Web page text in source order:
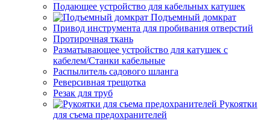
Подающее устройство для кабельных катушек
Подъемный домкрат
Привод инструмента для пробивания отверстий
Протирочная ткань
Разматывающее устройство для катушек с
кабелем/Станки кабельные
Распылитель садового шланга
Реверсивная трещотка
Резак для труб
Рукоятки
для съема предохранителей